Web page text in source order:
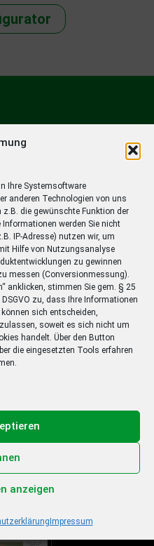
Ihre Systemsoftware
anderen Technologien von uns
die gewünschte Funktion der
werden Sie nicht
IP-Adresse) nutzen wir, um
Hilfe von Nutzungsanalyse
zu gewinnen
messen (Conversionmessung).
anklicken, stimmen Sie gem. § 25
zu, dass Ihre Informationen
sich entscheiden,
soweit es sich nicht um
handelt. Über den Button
die eingesetzten Tools erfahren
anzeigen
Impressum
Ihr Abo –
und eine 3-tägige
gewinnen!